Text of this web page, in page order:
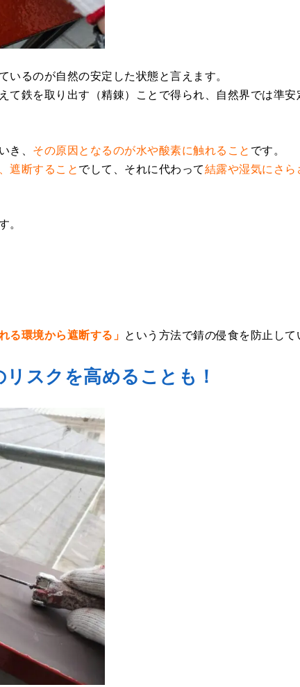
るのが自然の安定した状態と言えます。
て鉄を取り出す（精錬）ことで得られ、自然界では準安
、 その原因となるのが水や酸素に触れること です。
遮断することでして、それに代わって結露や湿気にさら
る環境から遮断する」 という方法で錆の侵食を防止し
スクを高めることも！